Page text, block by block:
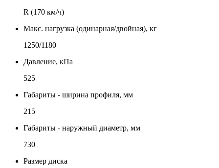
R (170 км/ч)
Макс. нагрузка (одинарная/двойная), кг
1250/1180
Давление, кПа
525
Габариты - ширина профиля, мм
215
Габариты - наружный диаметр, мм
730
Размер диска